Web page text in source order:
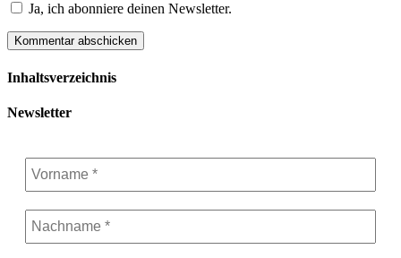
Ja, ich abonniere deinen Newsletter.
Inhaltsverzeichnis
Newsletter